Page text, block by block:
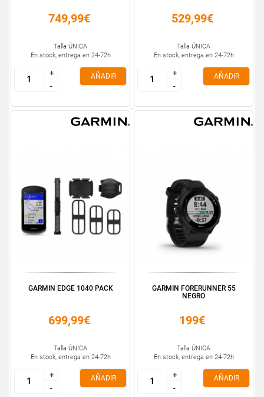
749,99€
Talla ÚNICA
En stock, entrega en 24-72h
+
-
+
-
AÑADIR
529,99€
Talla ÚNICA
En stock, entrega en 24-72h
+
-
+
-
AÑADIR
GARMIN EDGE 1040 PACK
699,99€
Talla ÚNICA
En stock, entrega en 24-72h
+
-
+
-
AÑADIR
GARMIN FORERUNNER 55
NEGRO
199€
Talla ÚNICA
En stock, entrega en 24-72h
+
-
+
-
AÑADIR